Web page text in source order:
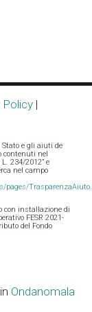
Policy|
e gli aiuti de
contenuti nel
234/2012” e
nel campo
pages/
con installazione di
FESR 2021-
del Fondo
Ondanomala